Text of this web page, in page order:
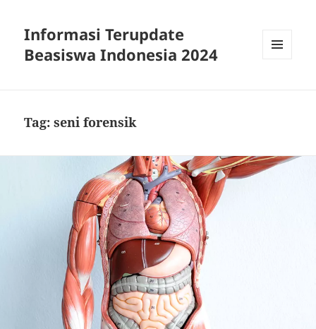
Informasi Terupdate
Beasiswa Indonesia 2024
Tag:seni forensik